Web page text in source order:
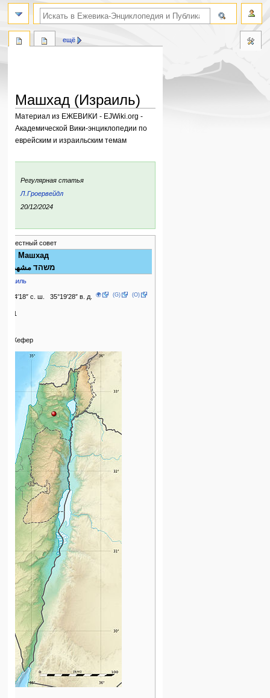
Машхад (Израиль)
Материал из ЕЖЕВИКИ - EJWiki.org -
Академической Вики-энциклопедии по
еврейским и израильским темам
Перейти
навигации
Перейти
поиску
Регулярная статья
Л.Гроервейдл
20/12/2024
местный совет
Машхад
משהד
Израиль
32°44′18″ с. ш. 35°19′28″ в. д. 🌍 (G) (O)
8,771
Гат-Хефер
ещё
поиск по словам